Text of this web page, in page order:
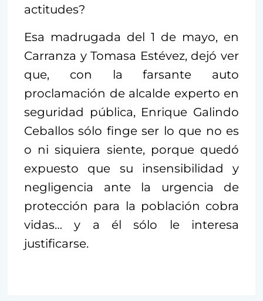
actitudes?
Esa madrugada del 1 de mayo, en
Carranza y Tomasa Estévez, dejó ver
que, con la farsante auto
proclamación de alcalde experto en
seguridad pública, Enrique Galindo
Ceballos sólo finge ser lo que no es
o ni siquiera siente, porque quedó
expuesto que su insensibilidad y
negligencia ante la urgencia de
protección para la población cobra
vidas… y a él sólo le interesa
justificarse.